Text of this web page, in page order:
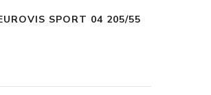
SPORT 04 205/55